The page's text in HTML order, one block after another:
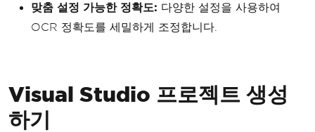
맞춤 설정 가능한 정확도: 다양한 설정을 사용하여
OCR 정확도를 세밀하게 조정합니다.
Visual Studio 프로젝트 생성
하기